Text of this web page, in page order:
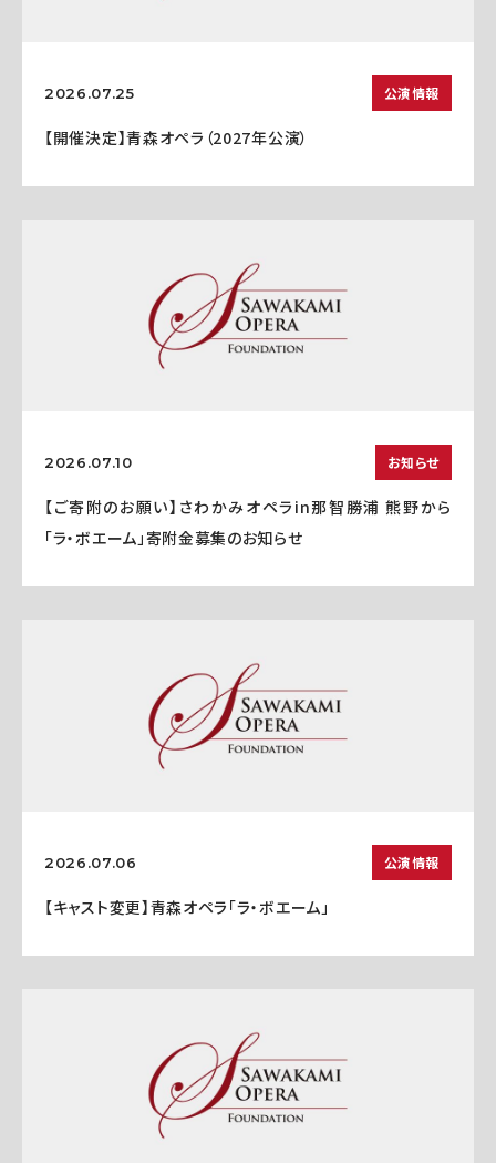
2026.07.25 公演情報
【開催決定】青森オペラ（2027年公演）
2026.07.10 お知らせ
【ご寄附のお願い】さわかみオペラin那智勝浦 熊野から
「ラ・ボエーム」寄附金募集のお知らせ
2026.07.06 公演情報
【キャスト変更】青森オペラ「ラ・ボエーム」